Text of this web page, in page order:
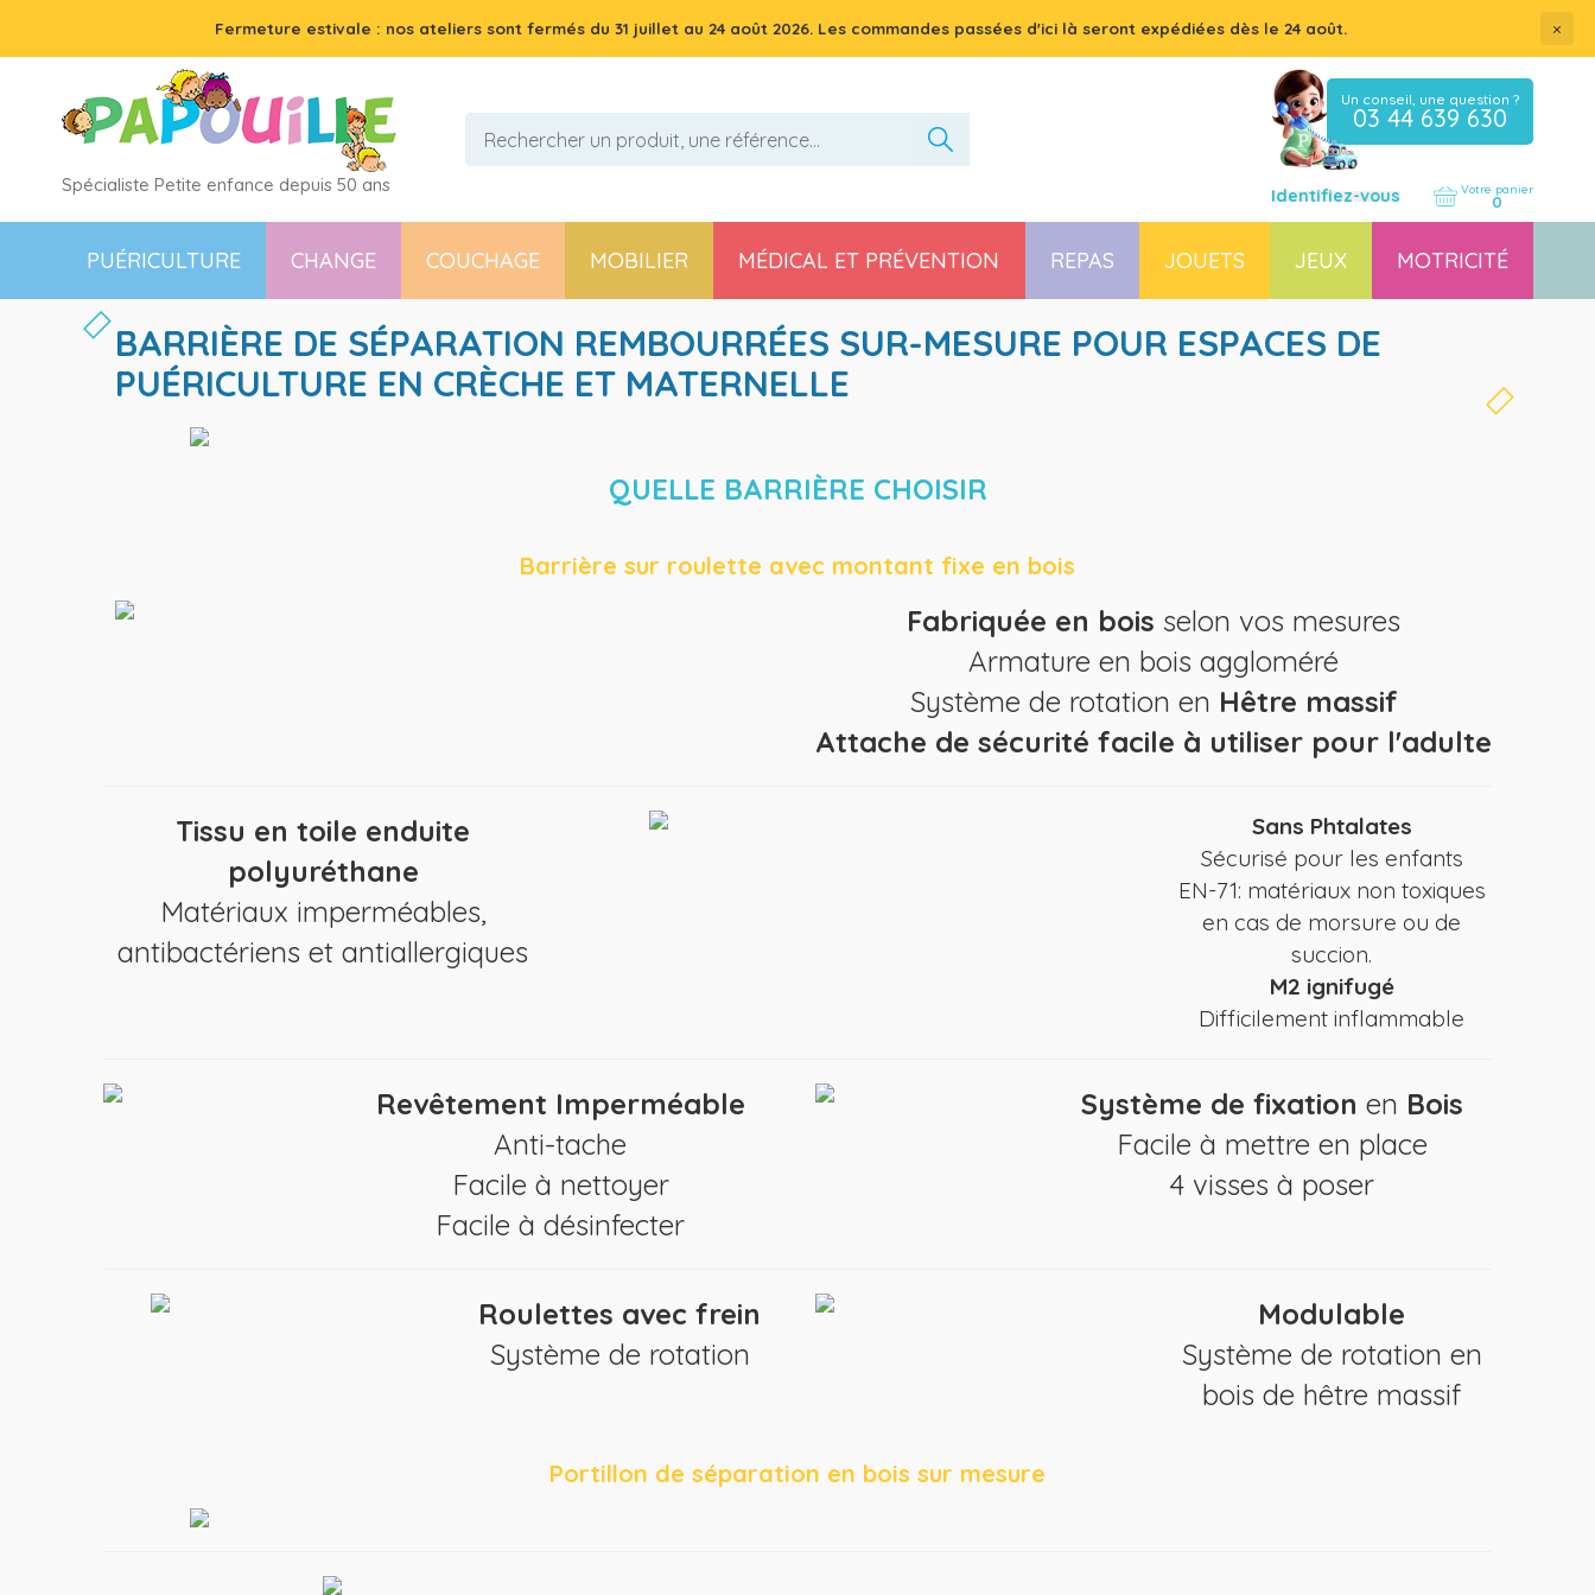
Fermeture estivale : nos ateliers sont fermés du 31 juillet au 24 août 2026. Les commandes passées d'ici là seront expédiées dès le 24 août. ×
Spécialiste Petite enfance depuis 50 ans
Un conseil, une question ?
03 44 639 630
Identifiez-vous Votre panier
0
PUÉRICULTURE CHANGE COUCHAGE MOBILIER MÉDICAL ET PRÉVENTION REPAS JOUETS JEUX MOTRICITÉ
BARRIÈRE DE SÉPARATION REMBOURRÉES SUR-MESURE POUR ESPACES DE
PUÉRICULTURE EN CRÈCHE ET MATERNELLE
QUELLE BARRIÈRE CHOISIR
Barrière sur roulette avec montant fixe en bois
Fabriquée en bois selon vos mesures
Armature en bois aggloméré
Système de rotation en Hêtre massif
Attache de sécurité facile à utiliser pour l'adulte
Tissu en toile enduite
polyuréthane
Matériaux imperméables,
antibactériens et antiallergiques
Sans Phtalates
Sécurisé pour les enfants
EN-71: matériaux non toxiques
en cas de morsure ou de
succion.
M2 ignifugé
Difficilement inflammable
Revêtement Imperméable
Anti-tache
Facile à nettoyer
Facile à désinfecter
Système de fixation en Bois
Facile à mettre en place
4 visses à poser
Roulettes avec frein
Système de rotation
Modulable
Système de rotation en
bois de hêtre massif
Portillon de séparation en bois sur mesure